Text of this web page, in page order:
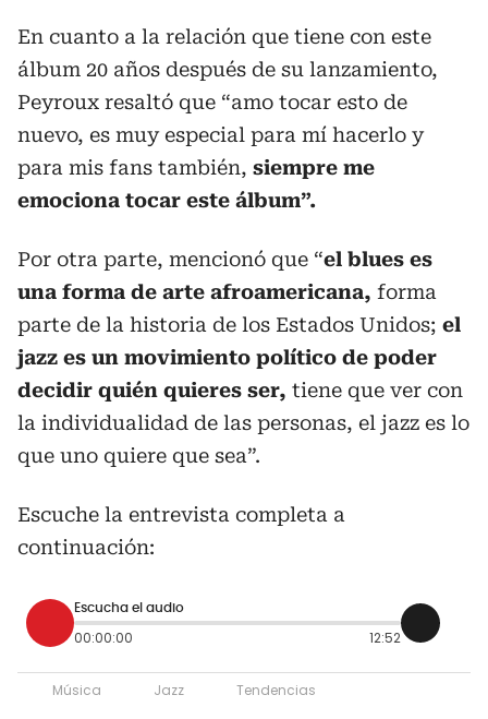
En cuanto a la relación que tiene con este
álbum 20 años después de su lanzamiento,
Peyroux resaltó que “amo tocar esto de
nuevo, es muy especial para mí hacerlo y
para mis fans también, siempre me
emociona tocar este álbum”.
Por otra parte, mencionó que “el blues es
una forma de arte afroamericana, forma
parte de la historia de los Estados Unidos; el
jazz es un movimiento político de poder
decidir quién quieres ser, tiene que ver con
la individualidad de las personas, el jazz es lo
que uno quiere que sea”.
Escuche la entrevista completa a
continuación:
Escucha el audio
00:00:00 12:52
Música Jazz
Tendencias